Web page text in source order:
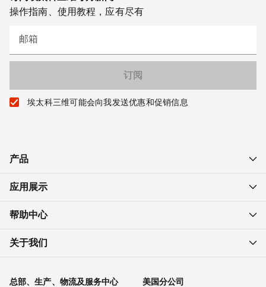
操作指南、使用教程，应有尽有
邮箱
埃太科三维可能会向我发送优惠和促销信息
产品
应用展示
帮助中心
关于我们
总部、生产、物流及服务中心
美国分公司